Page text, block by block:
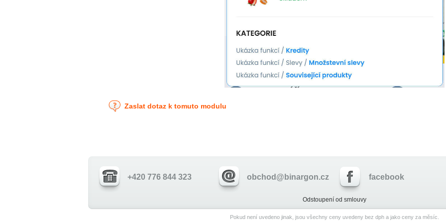
Zaslat dotaz k tomuto modulu
+420 776 844 323 obchod@binargon.cz facebook
Odstoupení od smlouvy
Pokud není uvedeno jinak, jsou všechny ceny uvedeny bez dph a jako ceny za měsíc.